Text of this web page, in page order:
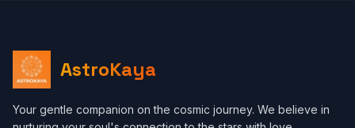
AstroKaya
Your gentle companion on the cosmic journey. We believe in